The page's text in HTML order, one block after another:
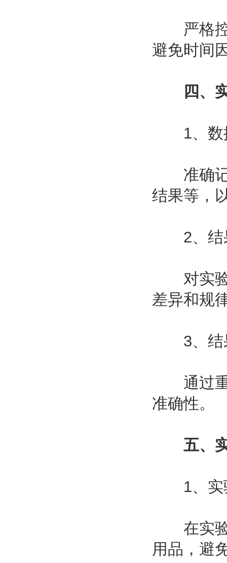
严格控
避免时间
四、
1、数
准确记
结果等，
2、结
对实验
差异和规
3、结
通过重
准确性。
五、
1、实
在实验
用品，避